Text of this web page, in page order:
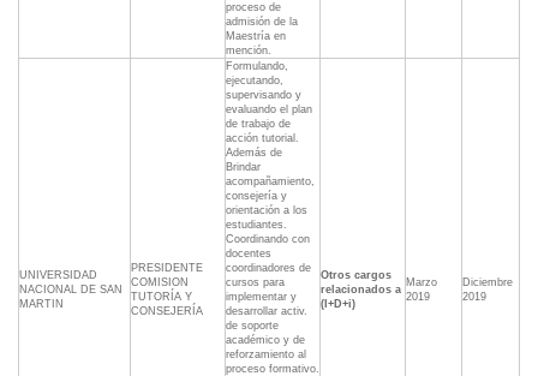
proceso de
admisión de la
Maestría en
mención.
UNIVERSIDAD
NACIONAL DE SAN
MARTIN
PRESIDENTE
COMISION
TUTORÍA Y
CONSEJERÍA
Formulando,
ejecutando,
supervisando y
evaluando el plan
de trabajo de
acción tutorial.
Además de
Brindar
acompañamiento,
consejería y
orientación a los
estudiantes.
Coordinando con
docentes
coordinadores de
cursos para
implementar y
desarrollar activ.
de soporte
académico y de
reforzamiento al
proceso formativo.
Otros cargos
relacionados a
(I+D+i)
Marzo
2019
Diciembre
2019